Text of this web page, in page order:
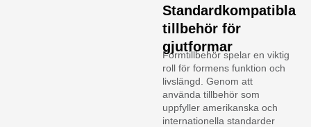
Standardkompatibla
tillbehör för
gjutformar
Formtillbehör spelar en viktig
roll för formens funktion och
livslängd. Genom att
använda tillbehör som
uppfyller amerikanska och
internationella standarder